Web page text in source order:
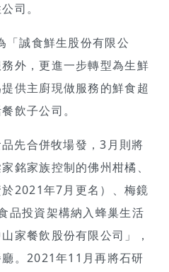
司。
「誠食鮮生股份有限公
外，更進一步轉型為生鮮
供主廚現做服務的鮮食超
飲子公司。
先合併牧場發，3月則將
銘家族控制的佛州柑橘、
2021年7月更名）、梅鏡
品投資架構納入蜂巢生活
家餐飲股份有限公司」，
。2021年11月再將石研